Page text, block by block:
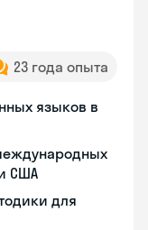
23 года опыта
языков в
США
для